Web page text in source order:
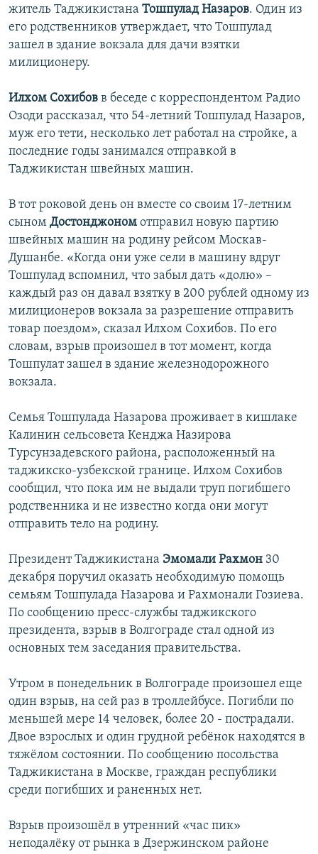
житель Таджикистана Тошпулад Назаров. Один из
его родственников утверждает, что Тошпулад
зашел в здание вокзала для дачи взятки
милиционеру.
Илхом Сохибов в беседе с корреспондентом Радио
Озоди рассказал, что 54-летний Тошпулад Назаров,
муж его тети, несколько лет работал на стройке, а
последние годы занимался отправкой в
Таджикистан швейных машин.
В тот роковой день он вместе со своим 17-летним
сыном Достонджоном отправил новую партию
швейных машин на родину рейсом Москав-
Душанбе. «Когда они уже сели в машину вдруг
Тошпулад вспомнил, что забыл дать «долю» –
каждый раз он давал взятку в 200 рублей одному из
милиционеров вокзала за разрешение отправить
товар поездом», сказал Илхом Сохибов. По его
словам, взрыв произошел в тот момент, когда
Тошпулат зашел в здание железнодорожного
вокзала.
Семья Тошпулада Назарова проживает в кишлаке
Калинин сельсовета Кенджа Назирова
Турсунзадевского района, расположенный на
таджикско-узбекской границе. Илхом Сохибов
сообщил, что пока им не выдали труп погибшего
родственника и не известно когда они могут
отправить тело на родину.
Президент Таджикистана Эмомали Рахмон 30
декабря поручил оказать необходимую помощь
семьям Тошпулада Назарова и Рахмонали Гозиева.
По сообщению пресс-службы таджикского
президента, взрыв в Волгограде стал одной из
основных тем заседания правительства.
Утром в понедельник в Волгограде произошел еще
один взрыв, на сей раз в троллейбусе. Погибли по
меньшей мере 14 человек, более 20 - пострадали.
Двое взрослых и один грудной ребёнок находятся в
тяжёлом состоянии. По сообщению посольства
Таджикистана в Москве, граждан республики
среди погибших и раненных нет.
Взрыв произошёл в утренний «час пик»
неподалёку от рынка в Дзержинском районе